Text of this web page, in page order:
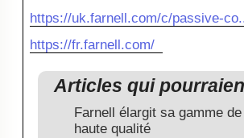
https://uk.farnell.com/c/passive-
https://fr.farnell.com/
Articles qui
Farnell élargit sa gamme
haute qualité